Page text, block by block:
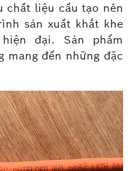
chất liệu cấu tạo nên
sản xuất khắt khe
đại. Sản phẩm
mang đến những đặc